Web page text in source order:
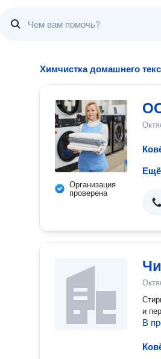
Химчистка домашнего
Организация
проверена
Ещё
и
В